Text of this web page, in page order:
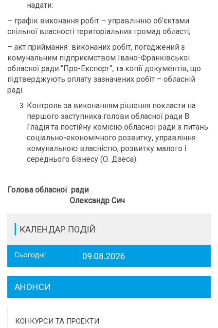
надати:
– графік виконання робіт – управлінню об’єктами
спільної власності територіальних громад області;
– акт приймання виконаних робіт, погоджений з
комунальним підприємством Івано-Франківської
обласної ради “Про-Експерт”, та копії документів, що
підтверджують оплату зазначених робіт – обласній
раді.
Контроль за виконанням рішення покласти на
першого заступника голови обласної ради В.
Гладія та постійну комісію обласної ради з питань
соціально-економічного розвитку, управління
комунальною власністю, розвитку малого і
середнього бізнесу (О. Дзеса).
Голова обласної ради
Олександр Сич
КАЛЕНДАР ПОДІЙ
Сьогодні: 09.08.2026
АНОНСИ
КОНКУРСИ ТА ПРОЕКТИ